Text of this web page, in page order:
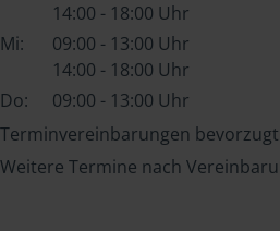
14:00 - 18:00 Uhr
Mi:
09:00 - 13:00 Uhr
14:00 - 18:00 Uhr
Do:
09:00 - 13:00 Uhr
Terminvereinbarungen
Weitere Termine nach